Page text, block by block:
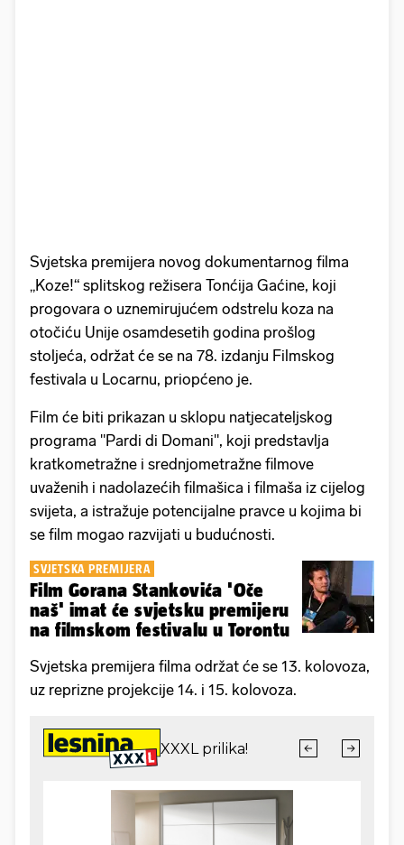
Svjetska premijera novog dokumentarnog filma
„Koze!“ splitskog režisera Tonćija Gaćine, koji
progovara o uznemirujućem odstrelu koza na
otočiću Unije osamdesetih godina prošlog
stoljeća, održat će se na 78. izdanju Filmskog
festivala u Locarnu, priopćeno je.
Film će biti prikazan u sklopu natjecateljskog
programa "Pardi di Domani", koji predstavlja
kratkometražne i srednjometražne filmove
uvaženih i nadolazećih filmašica i filmaša iz cijelog
svijeta, a istražuje potencijalne pravce u kojima bi
se film mogao razvijati u budućnosti.
SVJETSKA PREMIJERA
Film Gorana Stankovića 'Oče
naš' imat će svjetsku premijeru
na filmskom festivalu u Torontu
Svjetska premijera filma održat će se 13. kolovoza,
uz reprizne projekcije 14. i 15. kolovoza.